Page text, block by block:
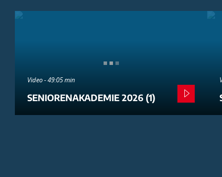
Video - 49:05 min
SENIORENAKADEMIE 2026 (1)